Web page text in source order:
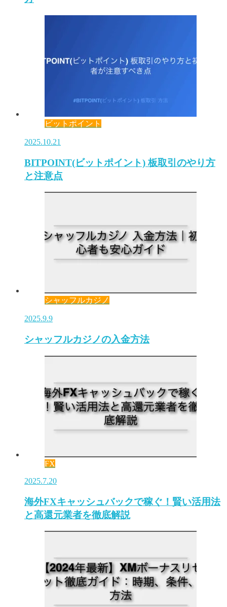
ビットポイント
2025.10.21
BITPOINT(ビットポイント) 板取引のやり方
と注意点
シャッフルカジノ
2025.9.9
シャッフルカジノの入金方法
FX
2025.7.20
海外FXキャッシュバックで稼ぐ！賢い活用法
と高還元業者を徹底解説